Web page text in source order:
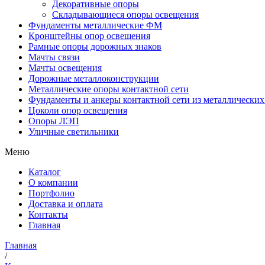
Декоративные опоры
Складывающиеся опоры освещения
Фундаменты металлические ФМ
Кронштейны опор освещения
Рамные опоры дорожных знаков
Мачты связи
Мачты освещения
Дорожные металлоконструкции
Металлические опоры контактной сети
Фундаменты и анкеры контактной сети из
Цоколи опор освещения
Опоры ЛЭП
Уличные светильники
Меню
Каталог
О компании
Портфолио
Доставка и оплата
Контакты
Главная
Главная
/